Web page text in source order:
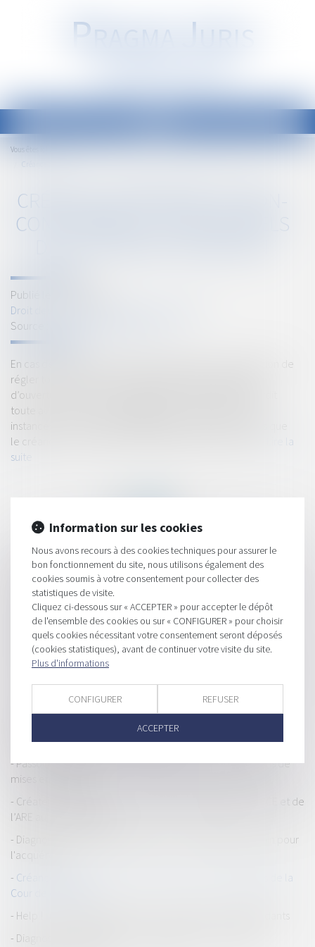
PRAGMA JURIS
Vous êtes ici :
CRÉANCE ANTÉRIEURE ET NON-
CONCURRENCE : DEUX RAPPELS
Publié le :
Droit des sociétés
Source :
En cas de procédure collective, le débiteur a l’interdiction de
régler toute créance née antérieurement au jugement
d’ouverture. De même, ce jugement interrompt et interdit
toute action en justice engagée par les créanciers. Les
instances en cours ne peuvent être poursuivies qu’après que
le créancier a procédé à la déclaration de sa créance...
Lire la
suite
HISTORIQUE
Quelles utilisations du logement sont autorisées dans un bail
de location ?
Détermination du prix d’un bien préempté : la consistance et
uniquement la consistance !
Recours contre une décision du juge-commissaire : attention à
la voie à suivre
En cas de circonstances exceptionnelles, le Gouvernement
peut interrompre provisoirement l’accès à un réseau social,
mais sous conditions - Conseil d'État
Passoires thermiques : le Sénat assouplit les interdictions de
mises en location
Créateurs d'entreprise : modification des règles de l'ARCE et de
l’ARE au 1er avril 2025
Diagnostic d'assainissement erroné : un préjudice certain pour
l'acquéreur
Créance antérieure et non-concurrence : deux rappels de la
Cour de cassation
Help ! : une aide adaptée pour les travailleurs indépendants
Diagnostic de performance énergétique : un plan pour
Information sur les cookies
Nous avons recours à des cookies techniques pour assurer le
bon fonctionnement du site, nous utilisons également des
cookies soumis à votre consentement pour collecter des
statistiques de visite.
Cliquez ci-dessous sur « ACCEPTER » pour accepter le dépôt
de l'ensemble des cookies ou sur « CONFIGURER » pour choisir
quels cookies nécessitant votre consentement seront déposés
(cookies statistiques), avant de continuer votre visite du site.
Plus d'informations
CONFIGURER REFUSER
ACCEPTER